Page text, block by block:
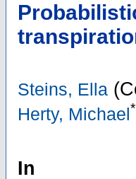
Steins, Ella
Herty, Michael*
In